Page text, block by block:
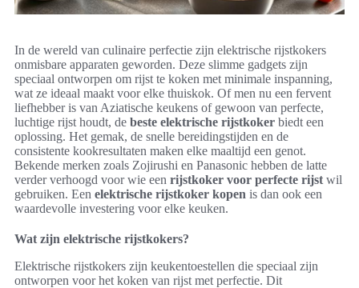
In de wereld van culinaire perfectie zijn elektrische rijstkokers
onmisbare apparaten geworden. Deze slimme gadgets zijn
speciaal ontworpen om rijst te koken met minimale inspanning,
wat ze ideaal maakt voor elke thuiskok. Of men nu een fervent
liefhebber is van Aziatische keukens of gewoon van perfecte,
luchtige rijst houdt, de beste elektrische rijstkoker biedt een
oplossing. Het gemak, de snelle bereidingstijden en de
consistente kookresultaten maken elke maaltijd een genot.
Bekende merken zoals Zojirushi en Panasonic hebben de latte
verder verhoogd voor wie een rijstkoker voor perfecte rijst wil
gebruiken. Een elektrische rijstkoker kopen is dan ook een
waardevolle investering voor elke keuken.
Wat zijn elektrische rijstkokers?
Elektrische rijstkokers zijn keukentoestellen die speciaal zijn
ontworpen voor het koken van rijst met perfectie. Dit